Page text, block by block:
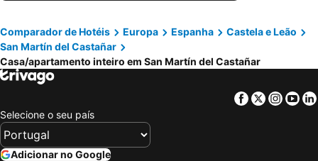
Comparador de Hotéis Europa Espanha
Castela e Leão
San Martín del Castañar
Casa/apartamento inteiro em San Martín del Castañar
Facebook
Twitter
Selecione o seu país
Adicionar no Google